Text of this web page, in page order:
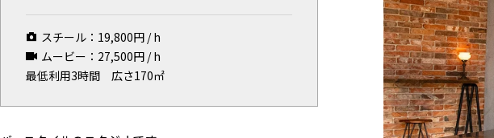
マップから探す
お気に入り
特集
お知らせ
スチール： 19,800円 / h
ムービー： 27,500円 / h
最低利用3時間
広さ170㎡